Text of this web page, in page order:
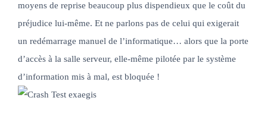
moyens de reprise beaucoup plus dispendieux que le coût du
préjudice lui-même. Et ne parlons pas de celui qui exigerait
un redémarrage manuel de l’informatique… alors que la porte
d’accès à la salle serveur, elle-même pilotée par le système
d’information mis à mal, est bloquée !